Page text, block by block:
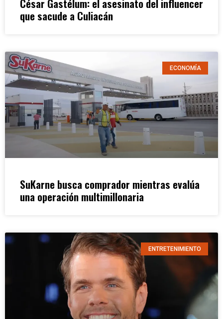
César Gastélum: el asesinato del influencer
que sacude a Culiacán
ECONOMÍA
SuKarne busca comprador mientras evalúa
una operación multimillonaria
ENTRETENIMIENTO